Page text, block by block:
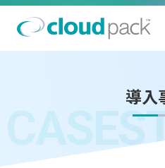
導入